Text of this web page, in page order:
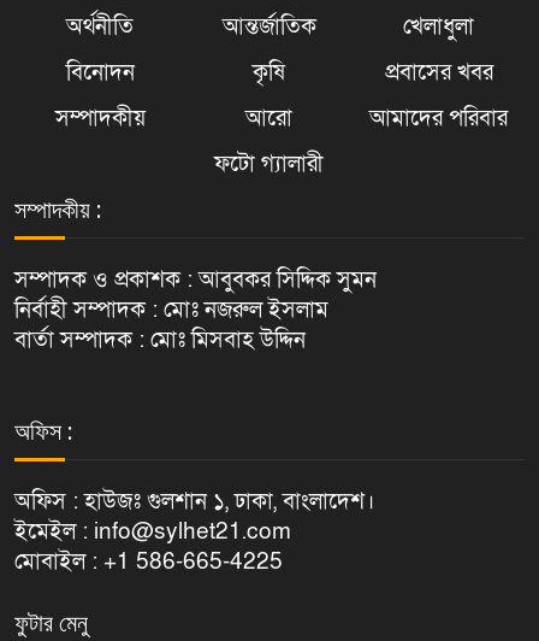
অর্থনীতি
আন্তর্জাতিক
খেলাধুলা
বিনোদন
কৃষি
প্রবাসের খবর
সম্পাদকীয়
আরো
আমাদের পরিবার
ফটো গ্যালারী
সম্পাদকীয় :
সম্পাদক ও প্রকাশক : আবুবকর সিদ্দিক সুমন
নির্বাহী সম্পাদক : মোঃ নজরুল ইসলাম
বার্তা সম্পাদক : মোঃ মিসবাহ উদ্দিন
অফিস :
অফিস : হাউজঃ গুলশান ১, ঢাকা, বাংলাদেশ।
ইমেইল : info@sylhet21.com
মোবাইল : +1 586-665-4225
ফুটার মেনু